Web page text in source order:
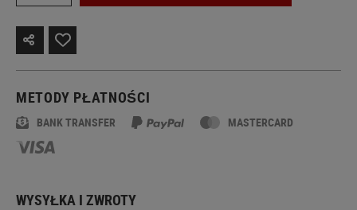
METODY PŁATNOŚCI
BANK TRANSFER MASTERCARD
WYSYŁKA I ZWROTY